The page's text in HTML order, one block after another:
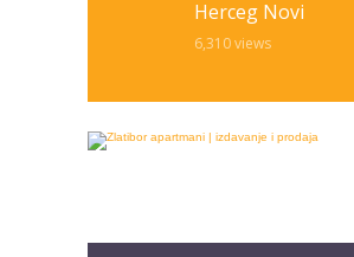
Herceg Novi
6,310views